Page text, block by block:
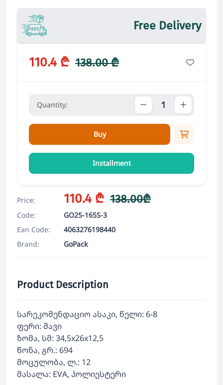
Free Delivery
110.4 ₾ 138.00 ₾
Quantity:
Buy
Installment
Price: 110.4 ₾ 138.00₾
Code:
GO25-165S-3
Ean Code:
4063276198440
Brand:
GoPack
Product Description
სარეკომენდაციო ასაკი, წელი: 6-8
ფერი: შავი
ზომა, სმ: 34,5x26x12,5
წონა, გრ.: 694
მოცულობა, ლ.: 12
მასალა: EVA, პოლიესტერი